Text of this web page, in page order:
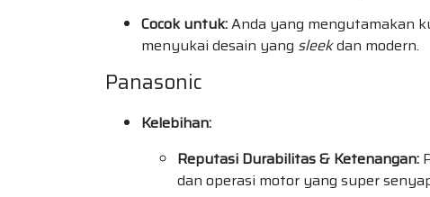
Cocok untuk:Anda yang mengutamakan
menyukai desain yang sleekdan modern.
Panasonic
Kelebihan:
Reputasi Durabilitas & Ketenangan:
dan operasi motor yang super